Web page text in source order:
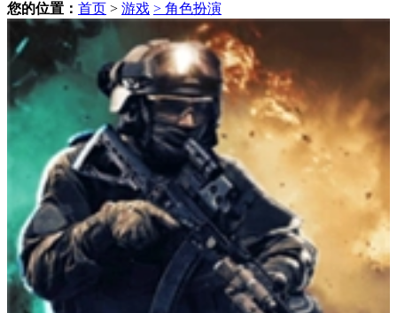
您的位置： 首页 > 游戏 > 角色扮演